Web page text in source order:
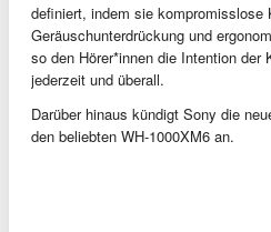
definiert, indem sie kompromisslose
Geräuschunterdrückung und
so den Hörer*innen die Intention der
jederzeit und überall.
Darüber hinaus kündigt Sony die
den beliebten WH-1000XM6 an.